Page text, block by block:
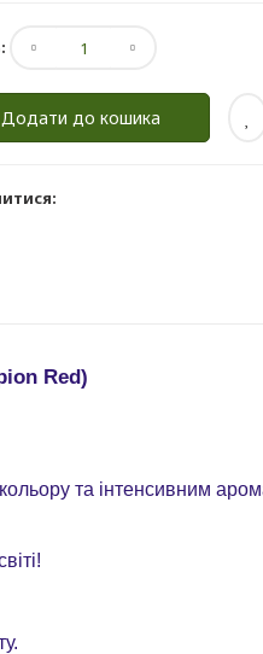
Додати до кошика
Red)
та інтенсивним